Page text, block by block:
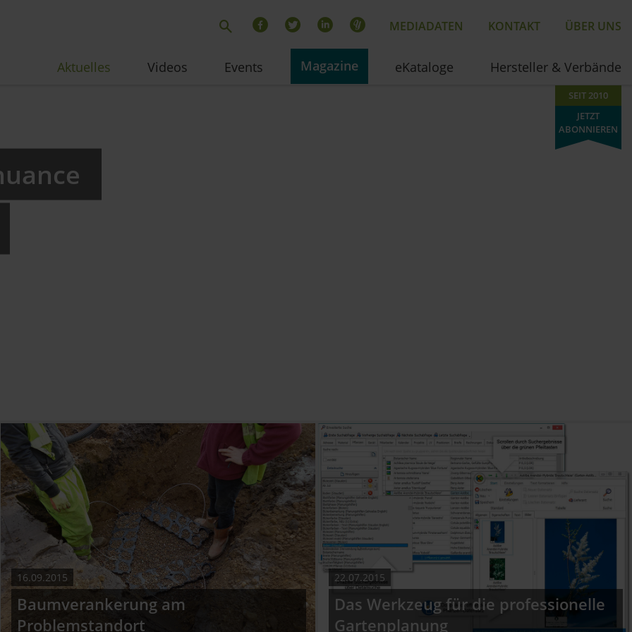
MEDIADATEN KONTAKT ÜBER UNS
Aktuelles Videos Events Magazine eKataloge Hersteller & Verbände
SEIT 2010
JETZT
ABONNIEREN
–
16.09.2015
Baumverankerung am
Problemstandort
22.07.2015
Das Werkzeug für die professionelle
Gartenplanung